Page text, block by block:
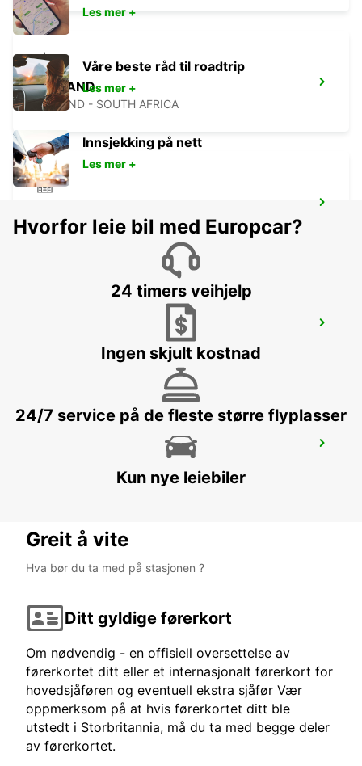
MIDRAND
MIDRAND - SOUTH AFRICA
BRAAMFONTEIN - SOUTH AFRICA
JOHANNESBURG - SOUTH AFRICA
Les mer +
Våre beste råd til roadtrip
Les mer +
Innsjekking på nett
Les mer +
Hvorfor leie bil med Europcar?
24 timers veihjelp
Ingen skjult kostnad
24/7 service på de fleste større flyplasser
Kun nye leiebiler
Greit å vite
Hva bør du ta med på stasjonen ?
Ditt gyldige førerkort
Om nødvendig - en offisiell oversettelse av
førerkortet ditt eller et internasjonalt førerkort for
hovedsjåføren og eventuell ekstra sjåfør Vær
oppmerksom på at hvis førerkortet ditt ble
utstedt i Storbritannia, må du ta med begge deler
av førerkortet.